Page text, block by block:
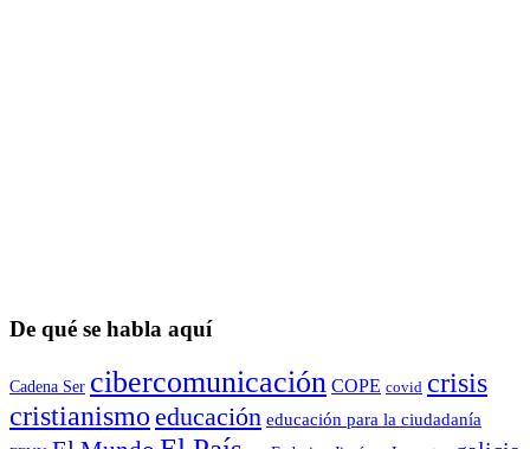
De qué se habla aquí
Cadena Ser cibercomunicación COPE covid crisis
cristianismo educación educación para la ciudadaní­a